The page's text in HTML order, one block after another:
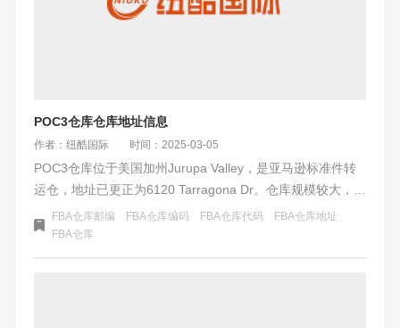
POC3仓库仓库地址信息
作者：纽酷国际 时间：2025-03-05
POC3仓库位于美国加州Jurupa Valley，是亚马逊标准件转
运仓，地址已更正为6120 Tarragona Dr。仓库规模较大，交
通便利，适合快速转运。Jurupa Valley地区人口适中，消费
偏向性价比，线上购物渗透率高。POC3适合优化分仓成
FBA仓库邮编 FBA仓库编码 FBA仓库代码
FBA仓库地址
FBA仓库